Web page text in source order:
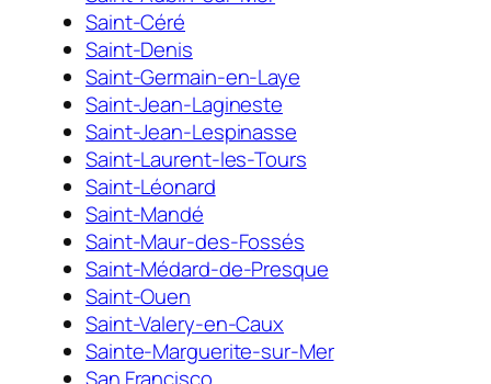
Saint-Céré
Saint-Denis
Saint-Germain-en-Laye
Saint-Jean-Lagineste
Saint-Jean-Lespinasse
Saint-Laurent-les-Tours
Saint-Léonard
Saint-Mandé
Saint-Maur-des-Fossés
Saint-Médard-de-Presque
Saint-Ouen
Saint-Valery-en-Caux
Sainte-Marguerite-sur-Mer
San Francisco